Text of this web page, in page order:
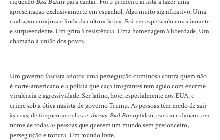
riquenhoBad Bunnypara cantar. Foi o primeiro artista a fazer uma
apresentação exclusivamente em espanhol. Algo muito significativo. Uma
exaltação corajosa e linda da cultura latina. Foi um espetáculo emocionante
e surpreendente. Um grito à resistência. Uma homenagem à liberdade. Um
chamado à união dos povos.
Um governo fascista adotou uma perseguição criminosa contra quem não
é norte-americano e a polícia que caça imigrantes tem agido com enorme
virulência e agressividade. Ser latino, hoje, especialmente nos EUA, é
crime sob a ótica nazista do governo Trump. As pessoas têm medo de sair
às ruas, de frequentar cultos eshows.Bad Bunnyfalou, cantou e dançou em
nome de todas as pessoas que querem um mundo sem preconceito,
perseguição e tortura. Um mundo livre.